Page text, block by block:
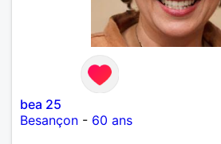
bea 25
Besançon - 60 ans